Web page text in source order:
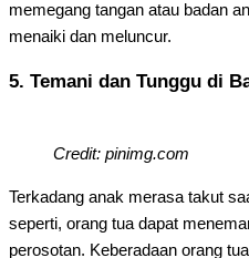
memegang tangan atau badan
menaiki dan meluncur.
5. Temani dan Tunggu di
Credit: pinimg.com
Terkadang anak merasa takut
seperti, orang tua dapat
perosotan. Keberadaan orang